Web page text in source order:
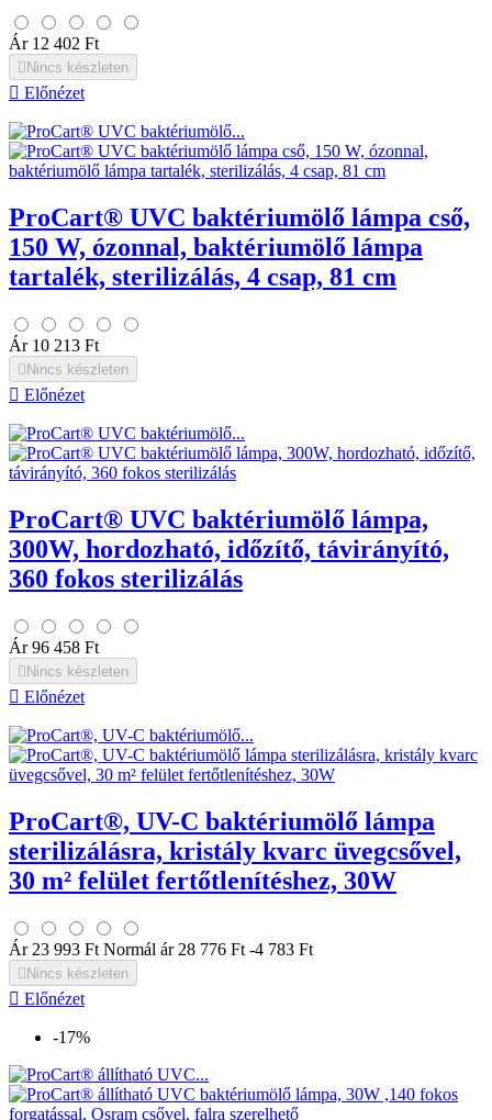
Ár 12 402 Ft
 Nincs készleten
 Előnézet
ProCart® UVC baktériumölő lámpa cső,
150 W, ózonnal, baktériumölő lámpa
tartalék, sterilizálás, 4 csap, 81 cm
Ár 10 213 Ft
 Nincs készleten
 Előnézet
ProCart® UVC baktériumölő lámpa,
300W, hordozható, időzítő, távirányító,
360 fokos sterilizálás
Ár 96 458 Ft
 Nincs készleten
 Előnézet
ProCart®, UV-C baktériumölő lámpa
sterilizálásra, kristály kvarc üvegcsővel,
30 m² felület fertőtlenítéshez, 30W
Ár 23 993 Ft Normál ár 28 776 Ft -4 783 Ft
Nincs készleten
 Előnézet
-17%